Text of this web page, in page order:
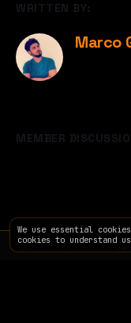
WRITTEN BY:
Marco
MEMBER
We use essential
cookies to understand